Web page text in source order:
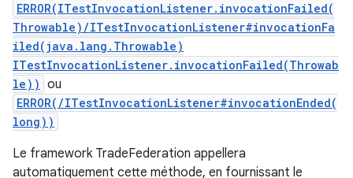
ERROR(ITestInvocationListener.invocationFailed(
Throwable)/ITestInvocationListener#invocationFa
iled(java.lang.Throwable)
ITestInvocationListener.invocationFailed(Throwab
le)) ou
ERROR(/ITestInvocationListener#invocationEnded(
long))
Le framework TradeFederation appellera
automatiquement cette méthode, en fournissant le